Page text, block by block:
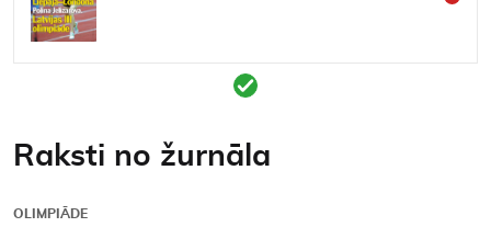
Raksti no žurnāla
OLIMPIĀDE